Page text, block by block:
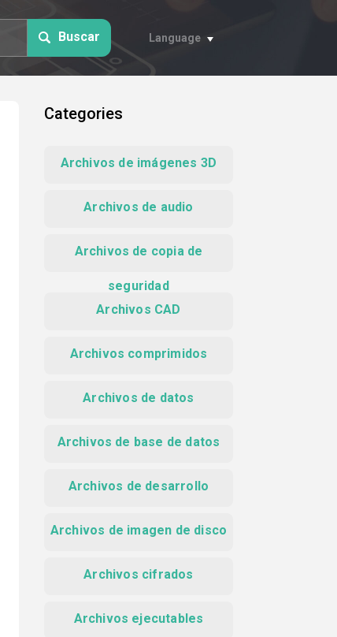
Buscar Language
Categories
Archivos de imágenes 3D
Archivos de audio
Archivos de copia de
seguridad
Archivos CAD
Archivos comprimidos
Archivos de datos
Archivos de base de datos
Archivos de desarrollo
Archivos de imagen de disco
Archivos cifrados
Archivos ejecutables